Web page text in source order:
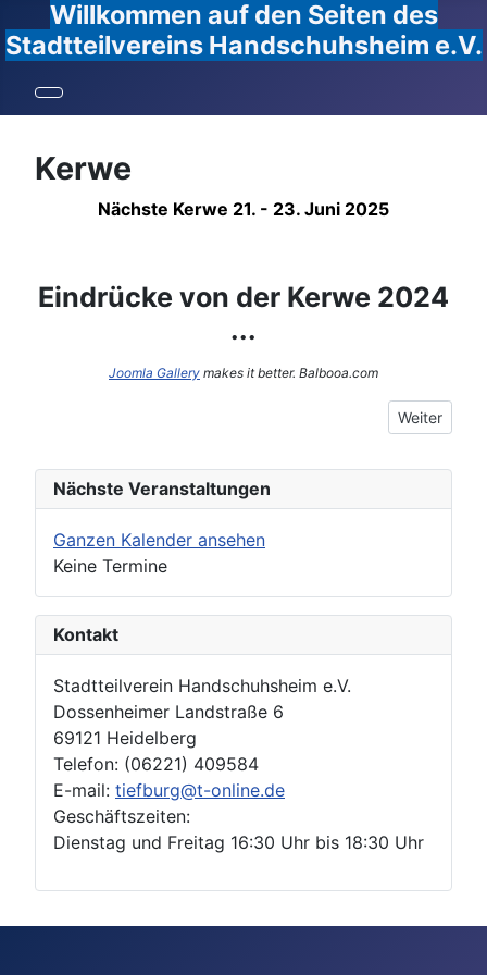
Willkommen auf den Seiten des
Stadtteilvereins Handschuhsheim e.V.
Kerwe
Nächste Kerwe 21. - 23. Juni 2025
Eindrücke von der Kerwe 2024
...
Joomla Gallery makes it better. Balbooa.com
Nächster
Weiter
Nächste Veranstaltungen
Ganzen Kalender ansehen
Keine Termine
Kontakt
Stadtteilverein Handschuhsheim e.V.
Dossenheimer Landstraße 6
69121 Heidelberg
Telefon: (06221) 409584
E-mail: tiefburg@t-online.de
Geschäftszeiten:
Dienstag und Freitag 16:30 Uhr bis 18:30 Uhr